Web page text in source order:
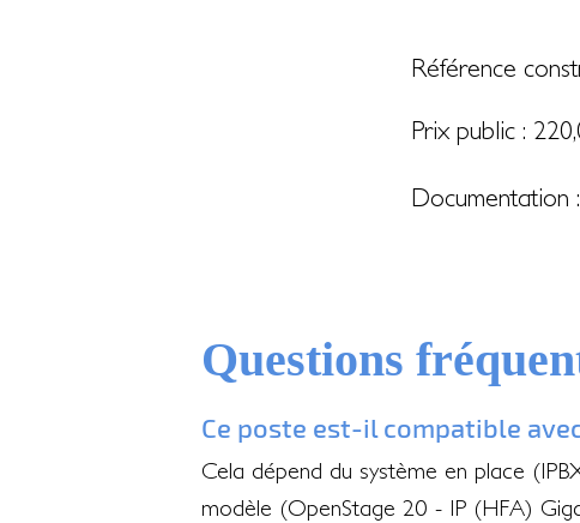
Référence
Prix public :
Documentation :
Questions
Ce poste est-il compatible
Cela dépend du système en place
modèle (OpenStage 20 - IP (HFA)